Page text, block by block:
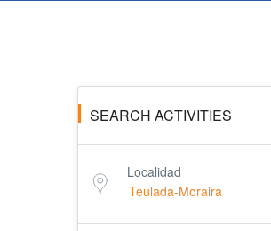
SEARCH ACTIVITIES
Localidad